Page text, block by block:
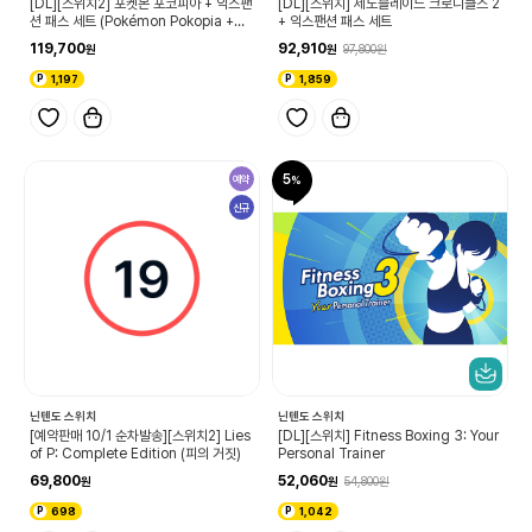
션 패스 세트 (Pokémon Pokopia +익
119,700
1,197
+ 익스팬션 패스 세트
92,910
97,800
1,859
예약
신규
닌텐도 스위치
[예약판매 10/1 순차발송][스위치2] Lies
of P: Complete Edition (피의 거짓)
69,800
698
5
닌텐도 스위치
[DL][스위치] Fitness Boxing 3: Your
Personal Trainer
52,060
54,800
1,042